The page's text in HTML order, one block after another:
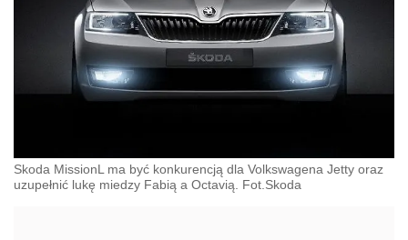
Skoda MissionL ma być konkurencją dla Volkswagena Jetty oraz
uzupełnić lukę miedzy Fabią a Octavią. Fot.Skoda